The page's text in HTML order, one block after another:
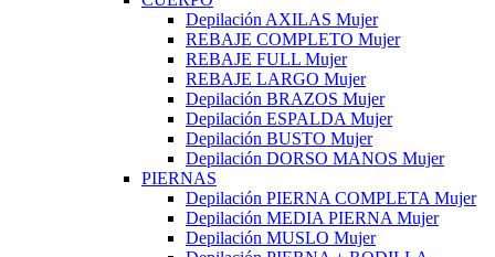
Depilación AXILAS Mujer
REBAJE COMPLETO Mujer
REBAJE FULL Mujer
REBAJE LARGO Mujer
Depilación BRAZOS Mujer
Depilación ESPALDA Mujer
Depilación BUSTO Mujer
Depilación DORSO MANOS Mujer
PIERNAS
Depilación PIERNA COMPLETA Mujer
Depilación MEDIA PIERNA Mujer
Depilación MUSLO Mujer